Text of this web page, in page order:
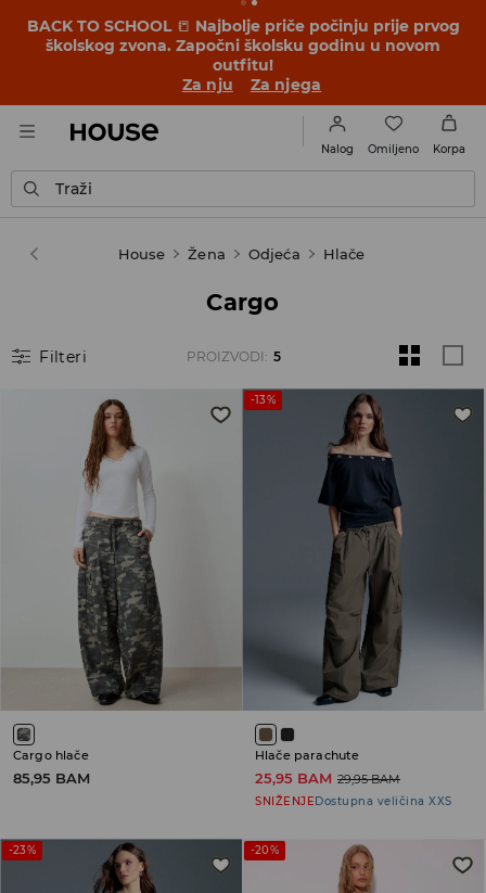
BACK TO SCHOOL 📒 Najbolje priče počinju prije prvog
školskog zvona. Započni školsku godinu u novom
outfitu!
Za nju
Za njega
Nalog Omiljeno Korpa
Traži
House Žena Odjeća Hlače
Cargo
Filteri PROIZVODI : 5
Cargo hlače
85,95 BAM
-13%
Hlače parachute
25,95 BAM 29,95 BAM
SNIŽENJEDostupna veličina XXS
-23% -20%